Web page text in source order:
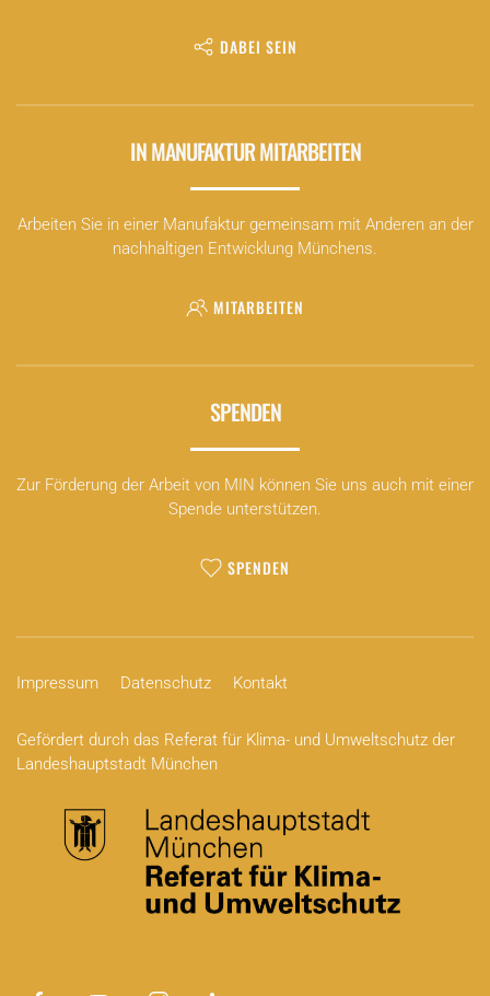
DABEI SEIN
IN MANUFAKTUR MITARBEITEN
Arbeiten Sie in einer Manufaktur gemeinsam mit Anderen an der
nachhaltigen Entwicklung Münchens.
MITARBEITEN
SPENDEN
Zur Förderung der Arbeit von MIN können Sie uns auch mit einer
Spende unterstützen.
SPENDEN
Impressum Datenschutz Kontakt
Gefördert durch das Referat für Klima- und Umweltschutz der
Landeshauptstadt München